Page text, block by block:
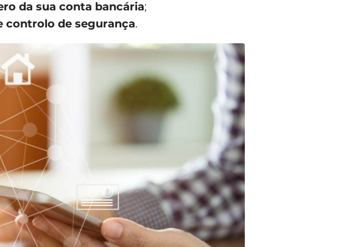
da sua conta bancária;
controlo de segurança.